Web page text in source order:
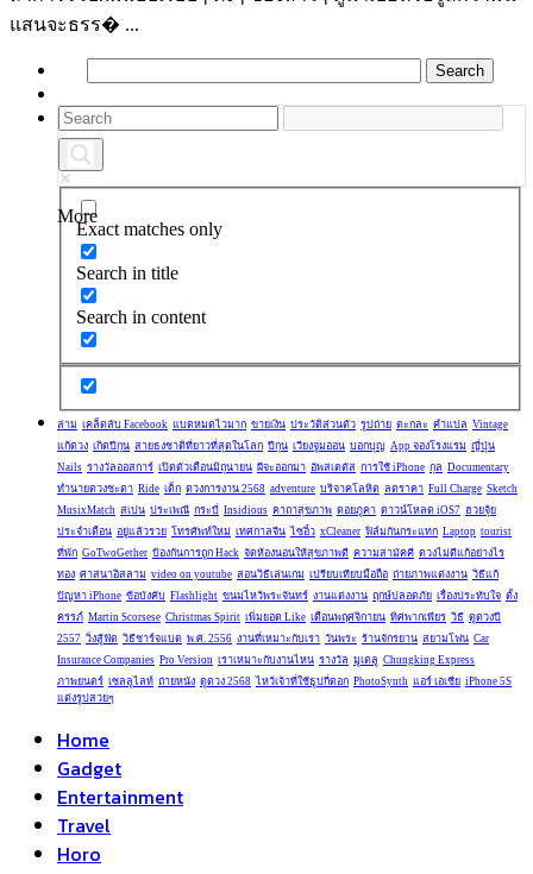
แสนจะธรร� ...
More
Exact matches only
Search in title
Search in content
ล่าม เคล็ดลับ Facebook แบตหมดไวมาก ขายเงิน ประวัติส่วนตัว รูปถ่าย ตะกละ คำแปล Vintage
แก้ดวง เกิดปีกุน สายธงชาติที่ยาวที่สุดในโลก ปีกุน เวียงจูมออน บอกบุญ App จองโรงแรม ญี่ปุ่น
Nails รางวัลออสการ์ เปิดตัวเดือนมิถุนายน ผีจะออกมา อัพสเตตัส การใช้ iPhone กุล Documentary
ทำนายดวงชะตา Ride เด็ก ดวงการงาน 2568 adventure บริจาคโลหิต ลดราคา Full Charge Sketch
MusixMatch สเปน ประเพณี กระบี่ Insidious คาถาสุขภาพ ดอยภูคา ดาวน์โหลด iOS7 ฮวยจุ้ย
ประจำเดือน อยู่แล้วรวย โทรศัพท์ใหม่ เทศกาลจีน ไซอิ๋ว xCleaner ฟิล์มกันกระแทก Laptop tourist
ที่พัก GoTwoGether ป้องกันการถูก Hack จัดห้องนอนให้สุขภาพดี ความสามัคคี ดวงไม่ดีแก้อย่างไร
ทอง ศาสนาอิสลาม video on youtube สอนวิธีเล่นเกม เปรียบเทียบมือถือ ถ่ายภาพแต่งงาน วิธีแก้
ปัญหา iPhone ข้อบังคับ Flashlight ขนมไหว้พระจันทร์ งานแต่งงาน ฤกษ์ปลอดภัย เรื่องประทับใจ ตั้ง
ครรภ์ Martin Scorsese Christmas Spirit เพิ่มยอด Like เดือนพฤศจิกายน ทิศพากเพียร วิธี ดูดวงปี
2557 วิ่งสู้ฟัด วิธีชาร์จแบต พ.ศ. 2556 งานที่เหมาะกับเรา วันพระ ร้านจักรยาน สยามโฟน Car
Insurance Companies Pro Version เราเหมาะกับงานไหน รางวัล มูเตลู Chungking Express
ภาพยนตร์ เซลลูไลท์ ถ่ายหนัง ดูดวง 2568 ไหว้เจ้าที่ใช้ธูปกี่ดอก PhotoSynth แอร์ เอเชีย iPhone 5S
แต่งรูปสวยๆ
Home
Gadget
Entertainment
Travel
Horo